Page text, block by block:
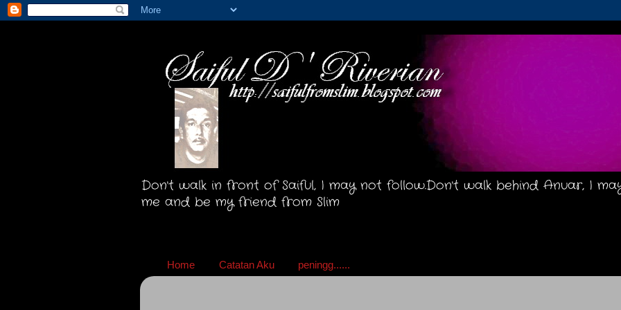
Don't walk in front of Saiful, I may not follow.Don't walk behind Anuar, I
me and be my friend from Slim
Home Catatan Aku peningg......